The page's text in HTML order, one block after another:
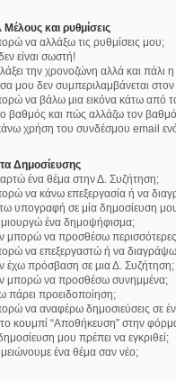
και ρυθμίσεις
να αλλάξω τις ρυθμίσεις μου;
είναι σωστή!
την χρονοζώνη αλλά και πάλι
μου δεν συμπεριλαμβάνεται
να βάλω μια εικόνα κάτω από
ο βαθμός και πώς αλλάζω τον
χρήση του συνδέσμου email
Δημοσίευσης
ένα θέμα στην Δ. Συζήτηση;
να κάνω επεξεργασία ή να
υπογραφή σε μία δημοσίευση
ένα δημοψήφισμα;
μπορώ να προσθέσω
να επεξεργαστώ ή να
έχω πρόσβαση σε μια Δ. Συζήτηση;
μπορώ να προσθέσω συνημμένα;
πάρει προειδοποίηση;
να αναφέρω δημοσιεύσεις σε
το κουμπί “Αποθήκευση” στην
μου πρέπει να εγκριθεί;
ένα θέμα σαν νέο;